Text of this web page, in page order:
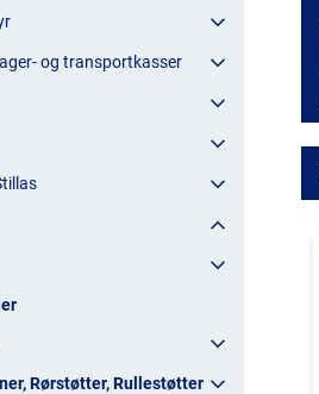
og transportkasser
Rørstøtter, Rullestøtter